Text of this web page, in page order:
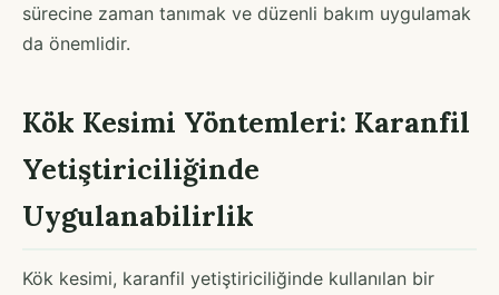
sürecine zaman tanımak ve düzenli bakım uygulamak
da önemlidir.
Kök Kesimi Yöntemleri: Karanfil
Yetiştiriciliğinde
Uygulanabilirlik
Kök kesimi, karanfil yetiştiriciliğinde kullanılan bir